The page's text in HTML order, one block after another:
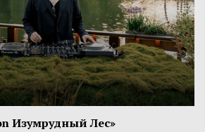
Изумрудный Лес»